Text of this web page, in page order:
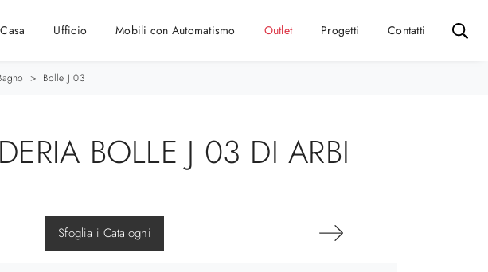
Ufficio Mobili con Automatismo Outlet Progetti Contatti
> Bolle J 03
BOLLE J 03 DI ARBI
Sfoglia i Cataloghi